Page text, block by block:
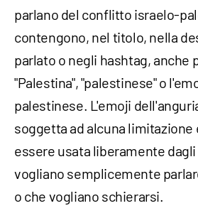
parlano del conflitto israelo-
contengono, nel titolo, nella
parlato o negli hashtag, anche
"Palestina", "palestinese" o
palestinese. L'emoji
soggetta ad alcuna limitazione
essere usata liberamente
vogliano semplicemente
o che vogliano schierarsi.